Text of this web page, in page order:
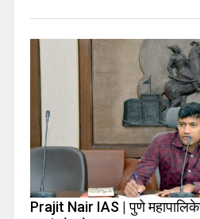
Prajit Nair IAS | पुणे